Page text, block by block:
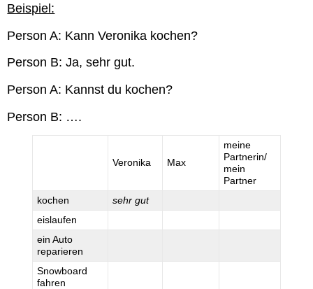
Beispiel:
Person A: Kann Veronika kochen?
Person B: Ja, sehr gut.
Person A: Kannst du kochen?
Person B: ….
Veronika Max
meine
Partnerin/
mein
Partner
kochen
sehr gut
eislaufen
ein Auto
reparieren
Snowboard
fahren